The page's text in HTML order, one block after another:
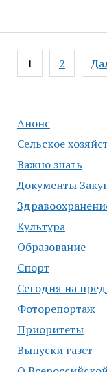
Анонс
Сельское
Важно знать
Документы
Культура
Образование
Спорт
Сегодня на
Фоторепортаж
Приоритеты
Выпуски газет
Навигация
по
1 2